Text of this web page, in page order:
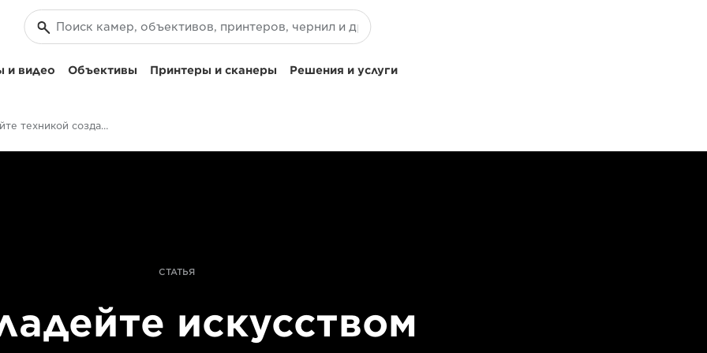
и видео Объективы Принтеры и сканеры Решения и услуги
Овладейте техникой создания автопортретов
СТАТЬЯ
искусством